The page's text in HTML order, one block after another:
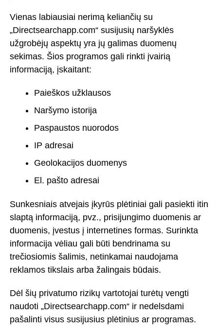
Vienas labiausiai nerimą keliančių su
„Directsearchapp.com“ susijusių naršyklės
užgrobėjų aspektų yra jų galimas duomenų
sekimas. Šios programos gali rinkti įvairią
informaciją, įskaitant:
Paieškos užklausos
Naršymo istorija
Paspaustos nuorodos
IP adresai
Geolokacijos duomenys
El. pašto adresai
Sunkesniais atvejais įkyrūs plėtiniai gali pasiekti itin
slaptą informaciją, pvz., prisijungimo duomenis ar
duomenis, įvestus į internetines formas. Surinkta
informacija vėliau gali būti bendrinama su
trečiosiomis šalimis, netinkamai naudojama
reklamos tikslais arba žalingais būdais.
Dėl šių privatumo rizikų vartotojai turėtų vengti
naudoti „Directsearchapp.com“ ir nedelsdami
pašalinti visus susijusius plėtinius ar programas.